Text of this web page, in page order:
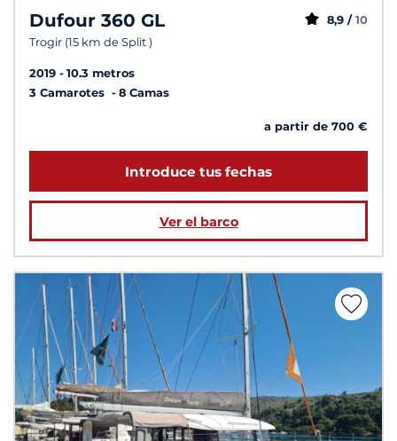
Dufour 360 GL
Trogir (15 km de Split )
8,9 / 10
2019
10.3 metros
3 Camarotes
8 Camas
a partir de 700 €
Introduce tus fechas
Ver el barco